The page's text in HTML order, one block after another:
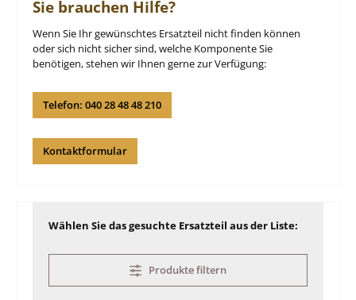
Sie brauchen Hilfe?
Wenn Sie Ihr gewünschtes Ersatzteil nicht finden können
oder sich nicht sicher sind, welche Komponente Sie
benötigen, stehen wir Ihnen gerne zur Verfügung:
Telefon: 040 28 48 48 210
Kontaktformular
Wählen Sie das gesuchte Ersatzteil aus der Liste:
Produkte filtern